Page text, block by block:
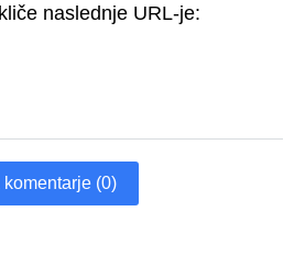
naslednje URL-je:
(0)